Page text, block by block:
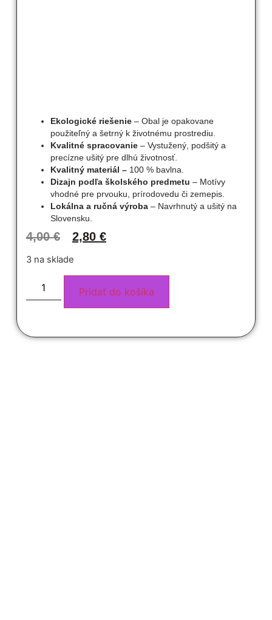
Ekologické riešenie– Obal je opakovane
použiteľný a šetrný k životnému prostrediu.
Kvalitné spracovanie– Vystužený, podšitý a
precízne ušitý pre dlhú životnosť.
Kvalitný materiál –100 % bavlna.
Dizajn podľa školského predmetu – Motívy
vhodné pre prvouku, prírodovedu či zemepis.
Lokálna a ručná výroba– Navrhnutý a ušitý na
Slovensku.
4,00€ 2,80 €
3 na sklade
Pridať do košíka